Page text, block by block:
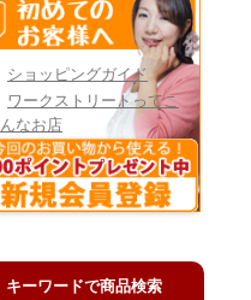
ショッピングガイド
ワークストリートってこ
んなお店
キーワードで商品検索